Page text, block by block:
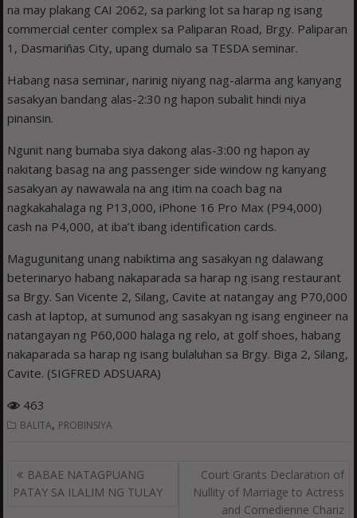
na may plakang CAI 2062, sa parking lot sa harap ng isang
commercial center complex sa Paliparan Road, Brgy. Paliparan
1, Dasmariñas City, upang dumalo sa TESDA seminar.
Habang nasa seminar, narinig niyang nag-alarma ang kanyang
sasakyan bandang alas-2:30 ng hapon subalit hindi niya
pinansin.
Ngunit nang bumaba siya dakong alas-3:00 ng hapon ay
nakitang basag na ang passenger side window ng kanyang
sasakyan ay nawawala na ang itim na coach bag na
nagkakahalaga ng P13,000, iPhone 16 Pro Max (P94,000)
cash na P4,000, at iba’t ibang identification cards.
Magugunitang unang nabiktima ang sasakyan ng dalawang
beterinaryo habang nakaparada sa harap ng isang restaurant
sa Brgy. San Vicente 2, Silang, Cavite at natangay ang P70,000
cash at laptop, at sumunod ang sasakyan ng isang engineer na
natangayan ng P60,000 halaga ng relo, at golf shoes, habang
nakaparada sa harap ng isang bulaluhan sa Brgy. Biga 2, Silang,
Cavite. (SIGFRED ADSUARA)
463
BALITA, PROBINSIYA
Post
navigation
BABAE NATAGPUANG
PATAY SA ILALIM NG TULAY
Court Grants Declaration of
Nullity of Marriage to Actress
and Comedienne Chariz